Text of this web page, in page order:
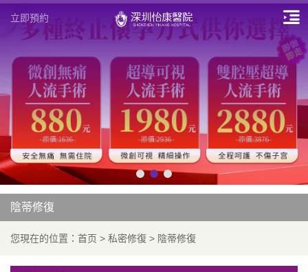
立即預約
陰蒂修復
您現在的位置： 首页 > 私密修復 > 陰蒂修復